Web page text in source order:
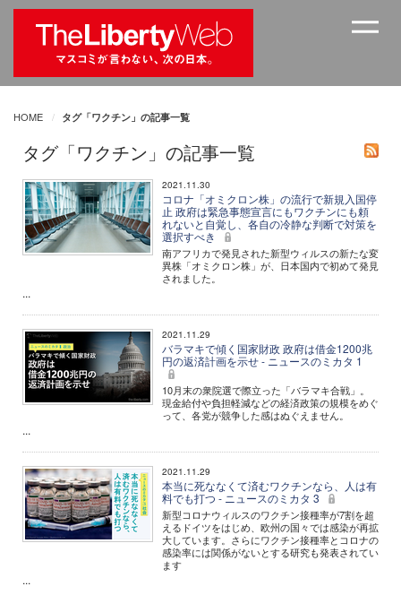
HOME タグ「ワクチン」の記事一覧
タグ「ワクチン」の記事一覧
2021.11.30
コロナ「オミクロン株」の流行で新規入国停
止 政府は緊急事態宣言にもワクチンにも頼
れないと自覚し、各自の冷静な判断で対策を
選択すべき
南アフリカで発見された新型ウィルスの新たな変
異株「オミクロン株」が、日本国内で初めて発見
されました。
...
2021.11.29
バラマキで傾く国家財政 政府は借金1200兆
円の返済計画を示せ - ニュースのミカタ 1
10月末の衆院選で際立った「バラマキ合戦」。
現金給付や負担軽減などの経済政策の規模をめぐ
って、各党が競争した感はぬぐえません。
...
2021.11.29
本当に死ななくて済むワクチンなら、人は有
料でも打つ - ニュースのミカタ 3
新型コロナウィルスのワクチン接種率が7割を超
えるドイツをはじめ、欧州の国々では感染が再拡
大しています。さらにワクチン接種率とコロナの
感染率には関係がないとする研究も発表されてい
ます
...